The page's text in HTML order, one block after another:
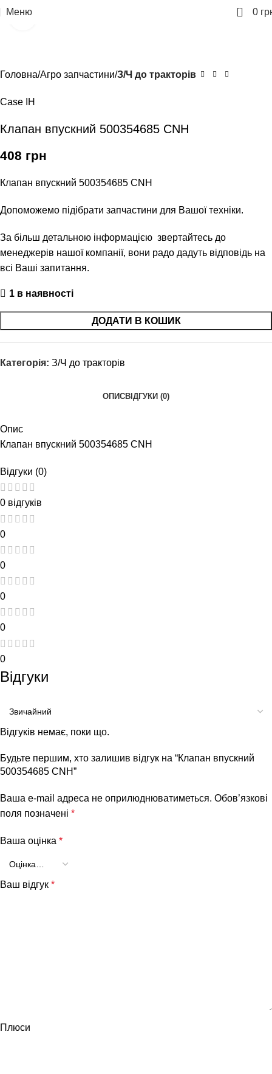
Меню 0 0
Головна Агро запчастини З/Ч до тракторів
Case IH
Клапан впускний 500354685 CNH
408 грн
Клапан впускний 500354685 CNH
Допоможемо підібрати запчастини для Вашої техніки.
За більш детальною інформацією звертайтесь до
менеджерів нашої компанії, вони радо дадуть відповідь на
всі Ваші запитання.
1 в наявності
ДОДАТИ В КОШИК
Категорія: З/Ч до тракторів
ОПИСВІДГУКИ (0)
Опис
Клапан впускний 500354685 CNH
Відгуки (0)
0 відгуків
0
0
0
0
0
Відгуки
Відгуків немає, поки що.
Будьте першим, хто залишив відгук на “Клапан впускний
500354685 CNH”
Ваша e-mail адреса не оприлюднюватиметься. Обов’язкові
поля позначені *
Ваша оцінка *
Ваш відгук *
Плюси